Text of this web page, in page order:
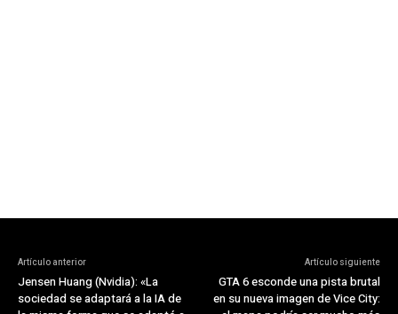
Artículo anterior
Jensen Huang (Nvidia): «La
sociedad se adaptará a la IA de
Artículo siguiente
GTA 6 esconde una pista brutal
en su nueva imagen de Vice City: